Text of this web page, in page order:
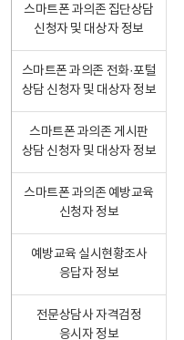
스마트폰 과의존 집단상담
신청자 및 대상자 정보
스마트폰 과의존 전화·포털
상담 신청자 및 대상자 정보
스마트폰 과의존 게시판
상담 신청자 및 대상자 정보
스마트폰 과의존 예방교육
신청자 정보
예방교육 실시현황조사
응답자 정보
전문상담사 자격검정
응시자 정보